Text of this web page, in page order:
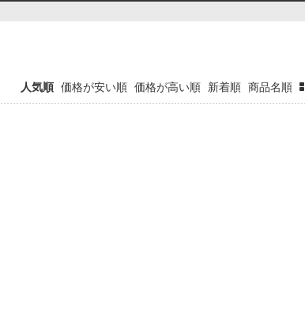
人気順 価格が安い順 価格が高い順 新着順 商品名順